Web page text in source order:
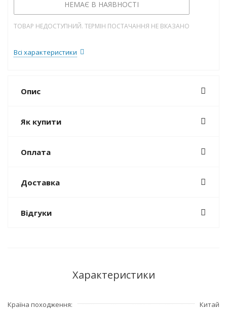
НЕМАЄ В НАЯВНОСТІ
ТОВАР НЕДОСТУПНИЙ. ТЕРМІН ПОСТАЧАННЯ НЕ ВКАЗАНО
Всі характеристики
Опис
Як купити
Оплата
Доставка
Відгуки
Характеристики
Країна походження
Китай